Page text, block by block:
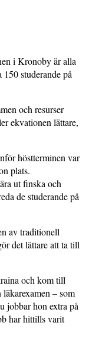
i Kronoby är alla
studerande på
och resurser
ekvationen lättare,
höstterminen var
plats.
ut finska och
de studerande på
av traditionell
det lättare att ta till
och kom till
– som
jobbar hon extra på
har hittills varit